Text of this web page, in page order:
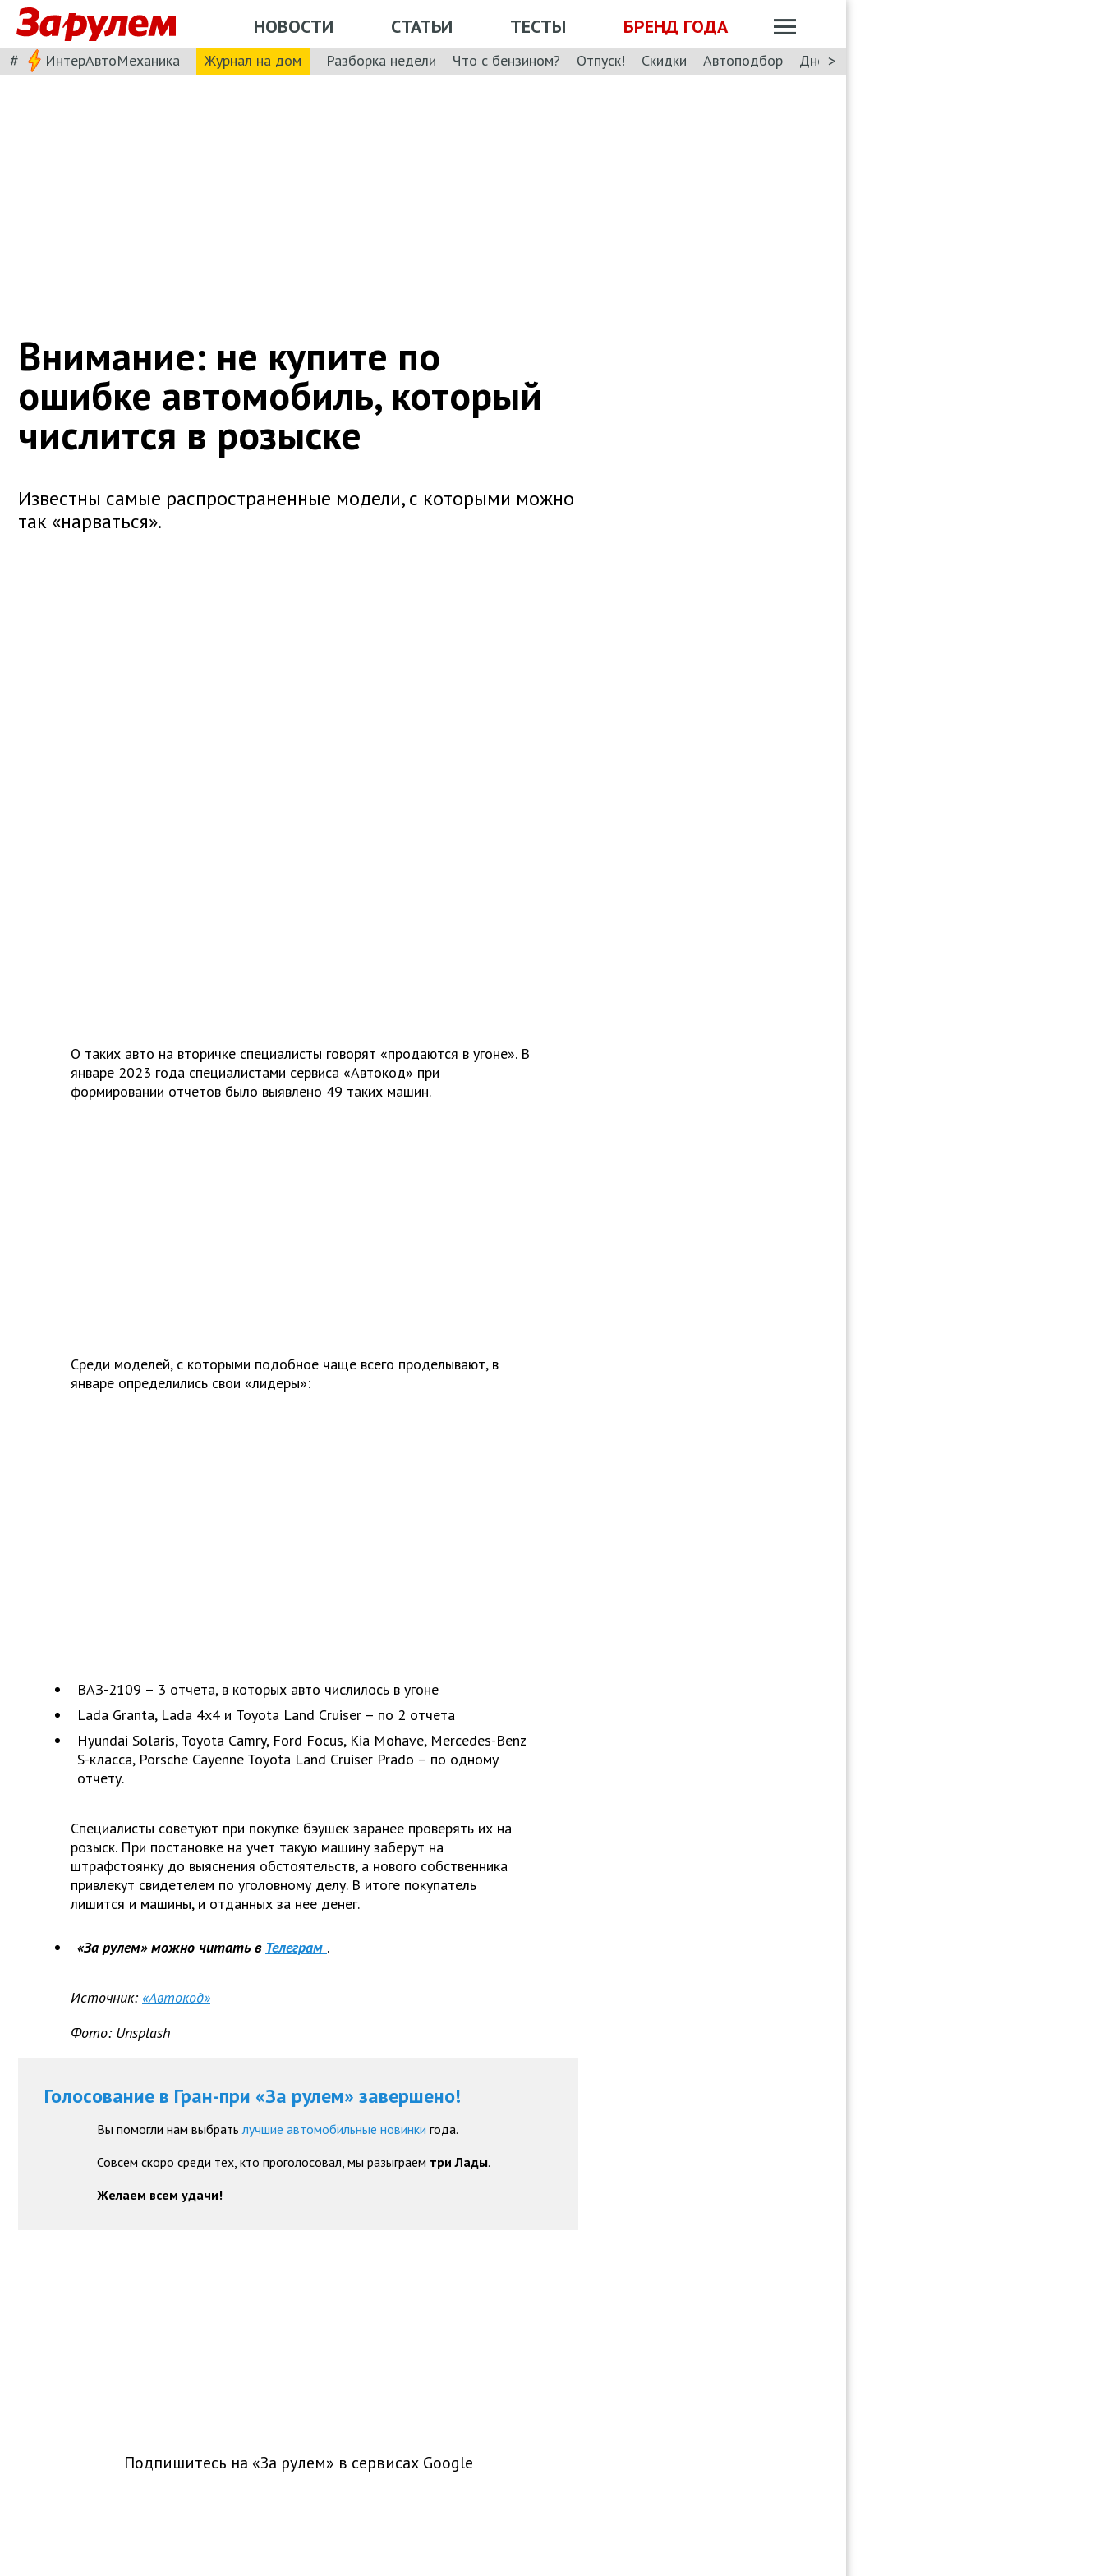
НОВОСТИ СТАТЬИ ТЕСТЫ БРЕНД ГОДА
# ИнтерАвтоМеханика Журнал на дом Разборка недели Что с бензином? Отпуск! Скидки Автоподбор Дневник: Лада Искра
>
Внимание: не купите по
ошибке автомобиль, который
числится в розыске
Известны самые распространенные модели, с которыми можно
так «нарваться».
О таких авто на вторичке специалисты говорят «продаются в угоне». В
январе 2023 года специалистами сервиса «Автокод» при
формировании отчетов было выявлено 49 таких машин.
Среди моделей, с которыми подобное чаще всего проделывают, в
январе определились свои «лидеры»:
ВАЗ-2109 – 3 отчета, в которых авто числилось в угоне
Lada Granta, Lada 4х4 и Toyota Land Cruiser – по 2 отчета
Hyundai Solaris, Toyota Camry, Ford Focus, Kia Mohave, Mercedes-Benz
S-класса, Porsche Cayenne Toyota Land Cruiser Prado – по одному
отчету.
Специалисты советуют при покупке бэушек заранее проверять их на
розыск. При постановке на учет такую машину заберут на
штрафстоянку до выяснения обстоятельств, а нового собственника
привлекут свидетелем по уголовному делу. В итоге покупатель
лишится и машины, и отданных за нее денег.
«За рулем» можно читать в Телеграм .
Источник: «Автокод»
Фото: Unsplash
Голосование в Гран-при «За рулем» завершено!
Вы помогли нам выбрать лучшие автомобильные новинки года.
Совсем скоро среди тех, кто проголосовал, мы разыграем три Лады.
Желаем всем удачи!
Подпишитесь на «За рулем» в сервисах Google